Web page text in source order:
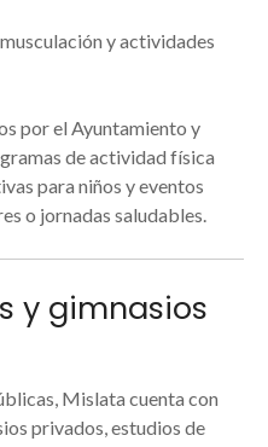
y actividades
por el Ayuntamiento y
de actividad física
para niños y eventos
o jornadas saludables.
y gimnasios
Mislata cuenta con
privados, estudios de